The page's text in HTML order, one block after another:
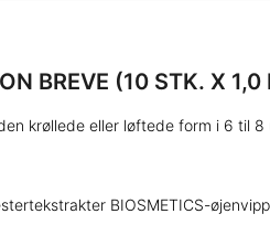
BREVE (10 STK. X 1,0
krøllede eller løftede form i 6 til 8
BIOSMETICS-